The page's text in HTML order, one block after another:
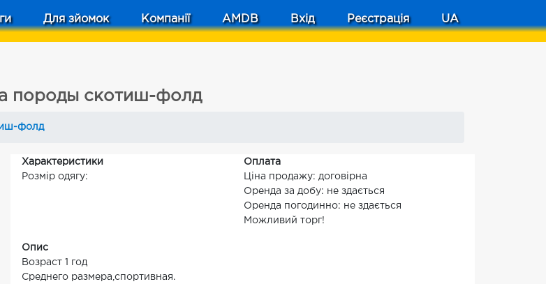
Для зйомок Компанії AMDB Вхід Реєстрація UA
породы скотиш-фолд
фолд
Характеристики
Розмір одягу:
Оплата
Ціна продажу: договірна
Оренда за добу: не здається
Оренда погодинно: не здається
Можливий торг!
Опис
Возраст 1 год
Среднего размера,спортивная.